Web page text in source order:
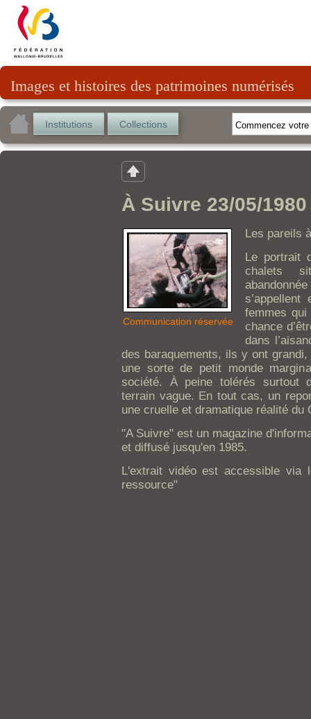
Images et histoires des patrimoines numérisés
Institutions Collections
À Suivre 23/05/
Communication réservée
Les pareils
Le portrait
chalets
femmes
chance
dans
des baraquements, ils y ont
une sorte de petit monde
société. À peine tolérés surtout
terrain vague. En tout cas, un
une cruelle et dramatique réalité du
"A Suivre" est un magazine
et diffusé jusqu'en 1985.
L'extrait vidéo est accessible via
ressource"